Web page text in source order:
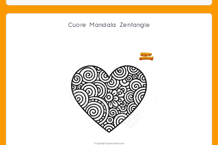
Cuore Mandala Zentangle